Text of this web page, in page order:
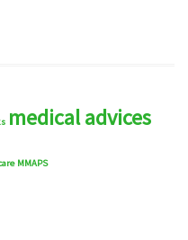
medical advices
MMAPS